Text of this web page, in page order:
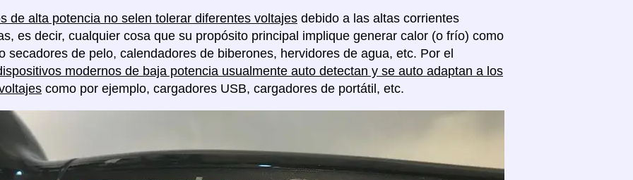
de alta potencia no selen tolerar diferentes voltajes debido a las altas corrientes
es decir, cualquier cosa que su propósito principal implique generar calor (o frío) como
secadores de pelo, calendadores de biberones, hervidores de agua, etc. Por el
modernos de baja potencia usualmente auto detectan y se auto adaptan a los
como por ejemplo, cargadores USB, cargadores de portátil, etc.